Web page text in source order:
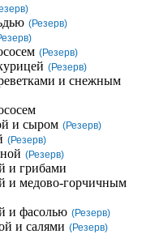
(Резерв)
(Резерв)
(Резерв)
и снежным
и сыром (Резерв)
(Резерв)
(Резерв)
и грибами
и медово-горчичным
и фасолью (Резерв)
и салями (Резерв)